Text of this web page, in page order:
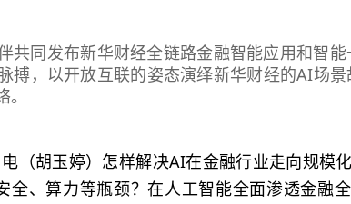
共同发布新华财经全链路金融智能应用和智
搏，以开放互联的姿态演绎新华财经的AI场景
（胡玉婷）怎样解决AI在金融行业走向规模
全、算力等瓶颈？在人工智能全面渗透金融